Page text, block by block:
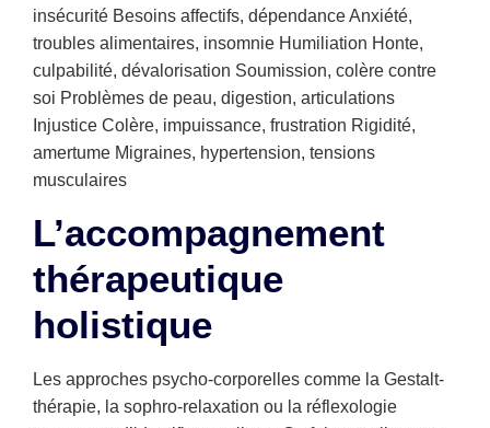
insécurité Besoins affectifs, dépendance Anxiété,
troubles alimentaires, insomnie Humiliation Honte,
culpabilité, dévalorisation Soumission, colère contre
soi Problèmes de peau, digestion, articulations
Injustice Colère, impuissance, frustration Rigidité,
amertume Migraines, hypertension, tensions
musculaires
L’accompagnement
thérapeutique
holistique
Les approches psycho-corporelles comme la Gestalt-
thérapie, la sophro-relaxation ou la réflexologie